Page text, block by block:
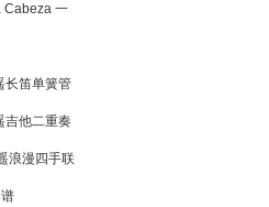
Cabeza 一
长笛单簧管
吉他二重奏
浪漫四手联